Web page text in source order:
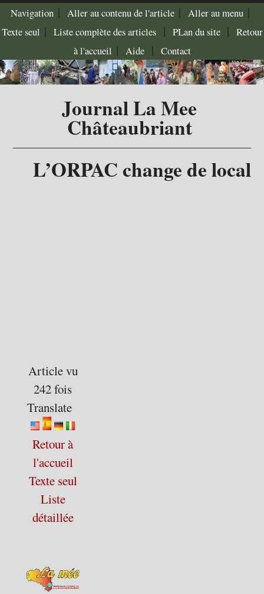
Navigation| Aller au contenu de l'article| Aller au menu|
Texte seul | Liste complète des articles| PLan du site | Retour
à l'accueil | Aide| Contact
Journal La Mee
Châteaubriant
L’ORPAC change de local
Article vu
242 fois
Translate
Retour à
l'accueil
Texte seul
Liste
détaillée